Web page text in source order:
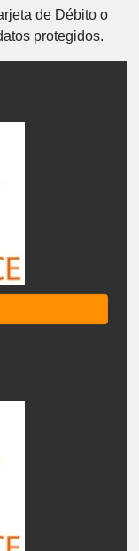
de Débito o
protegidos.